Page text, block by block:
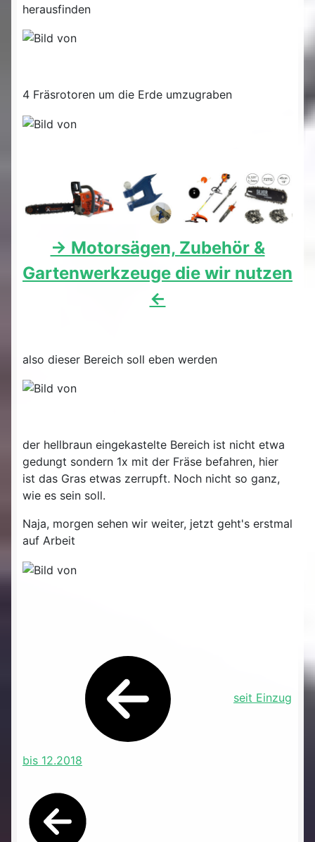
herausfinden
4 Fräsrotoren um die Erde umzugraben
-> Motorsägen, Zubehör &
Gartenwerkzeuge die wir nutzen
<-
also dieser Bereich soll eben werden
der hellbraun eingekastelte Bereich ist nicht etwa
gedungt sondern 1x mit der Fräse befahren, hier
ist das Gras etwas zerrupft. Noch nicht so ganz,
wie es sein soll.
Naja, morgen sehen wir weiter, jetzt geht's erstmal
auf Arbeit
seit Einzug
bis 12.2018